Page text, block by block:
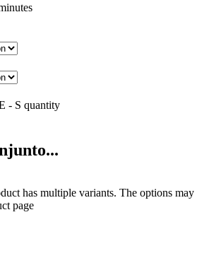
- S quantity
has multiple variants. The options may
page